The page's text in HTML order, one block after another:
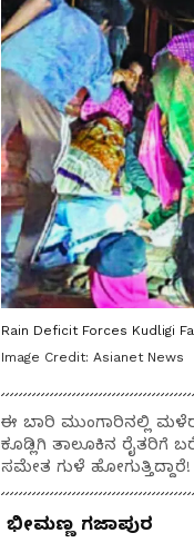
Rain Deficit Forces Kudligi
Image Credit: Asianet News
ಈ ಬಾರಿ ಮುಂಗಾರಿನಲ್ಲಿ
ಕೂಡ್ಲಿಗಿ ತಾಲೂಕಿನ ರೈತರಿಗೆ
ಸಮೇತ ಗುಳೆ ಹೋಗುತ್ತಿದ್ದಾರೆ!
ಭೀಮಣ್ಣ ಗಜಾಪುರ